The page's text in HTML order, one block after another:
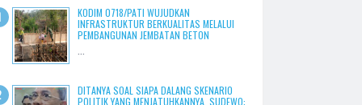
KODIM 0718/PATI WUJUDKAN
INFRASTRUKTUR BERKUALITAS MELALUI
PEMBANGUNAN JEMBATAN BETON
DITANYA SOAL SIAPA DALANG SKENARIO
POLITIK YANG MENJATUHKANNYA, SUDEWO: